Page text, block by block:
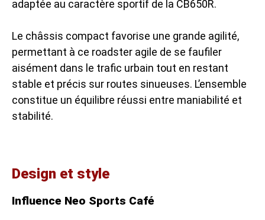
adaptée au caractère sportif de la CB650R.
Le châssis compact favorise une grande agilité,
permettant à ce roadster agile de se faufiler
aisément dans le trafic urbain tout en restant
stable et précis sur routes sinueuses. L’ensemble
constitue un équilibre réussi entre maniabilité et
stabilité.
Design et style
Influence Neo Sports Café